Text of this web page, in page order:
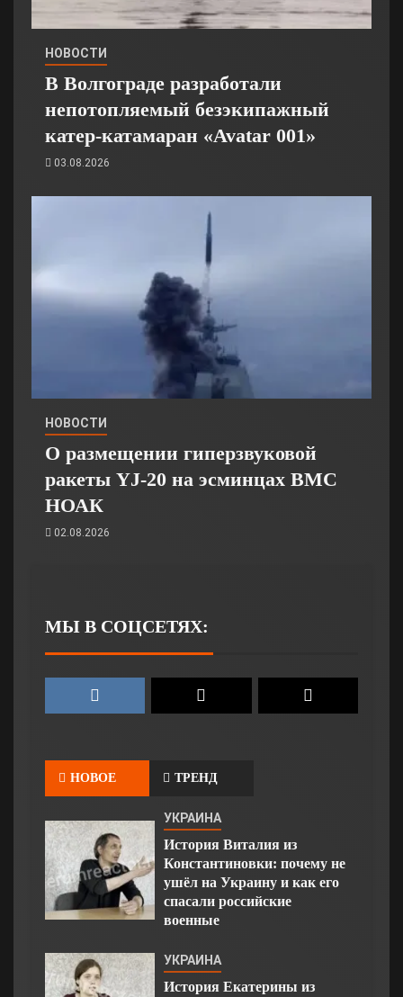
НОВОСТИ
В Волгограде разработали
непотопляемый безэкипажный
катер-катамаран «Avatar 001»
03.08.2026
НОВОСТИ
О размещении гиперзвуковой
ракеты YJ-20 на эсминцах ВМС
НОАК
02.08.2026
МЫ В СОЦСЕТЯХ:
НОВОЕ ТРЕНД
УКРАИНА
История Виталия из
Константиновки: почему не
ушёл на Украину и как его
спасали российские
военные
УКРАИНА
История Екатерины из